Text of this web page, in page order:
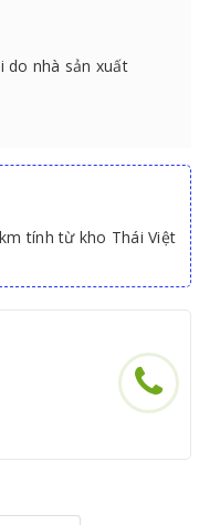
do nhà sản xuất
tính từ kho Thái Việt